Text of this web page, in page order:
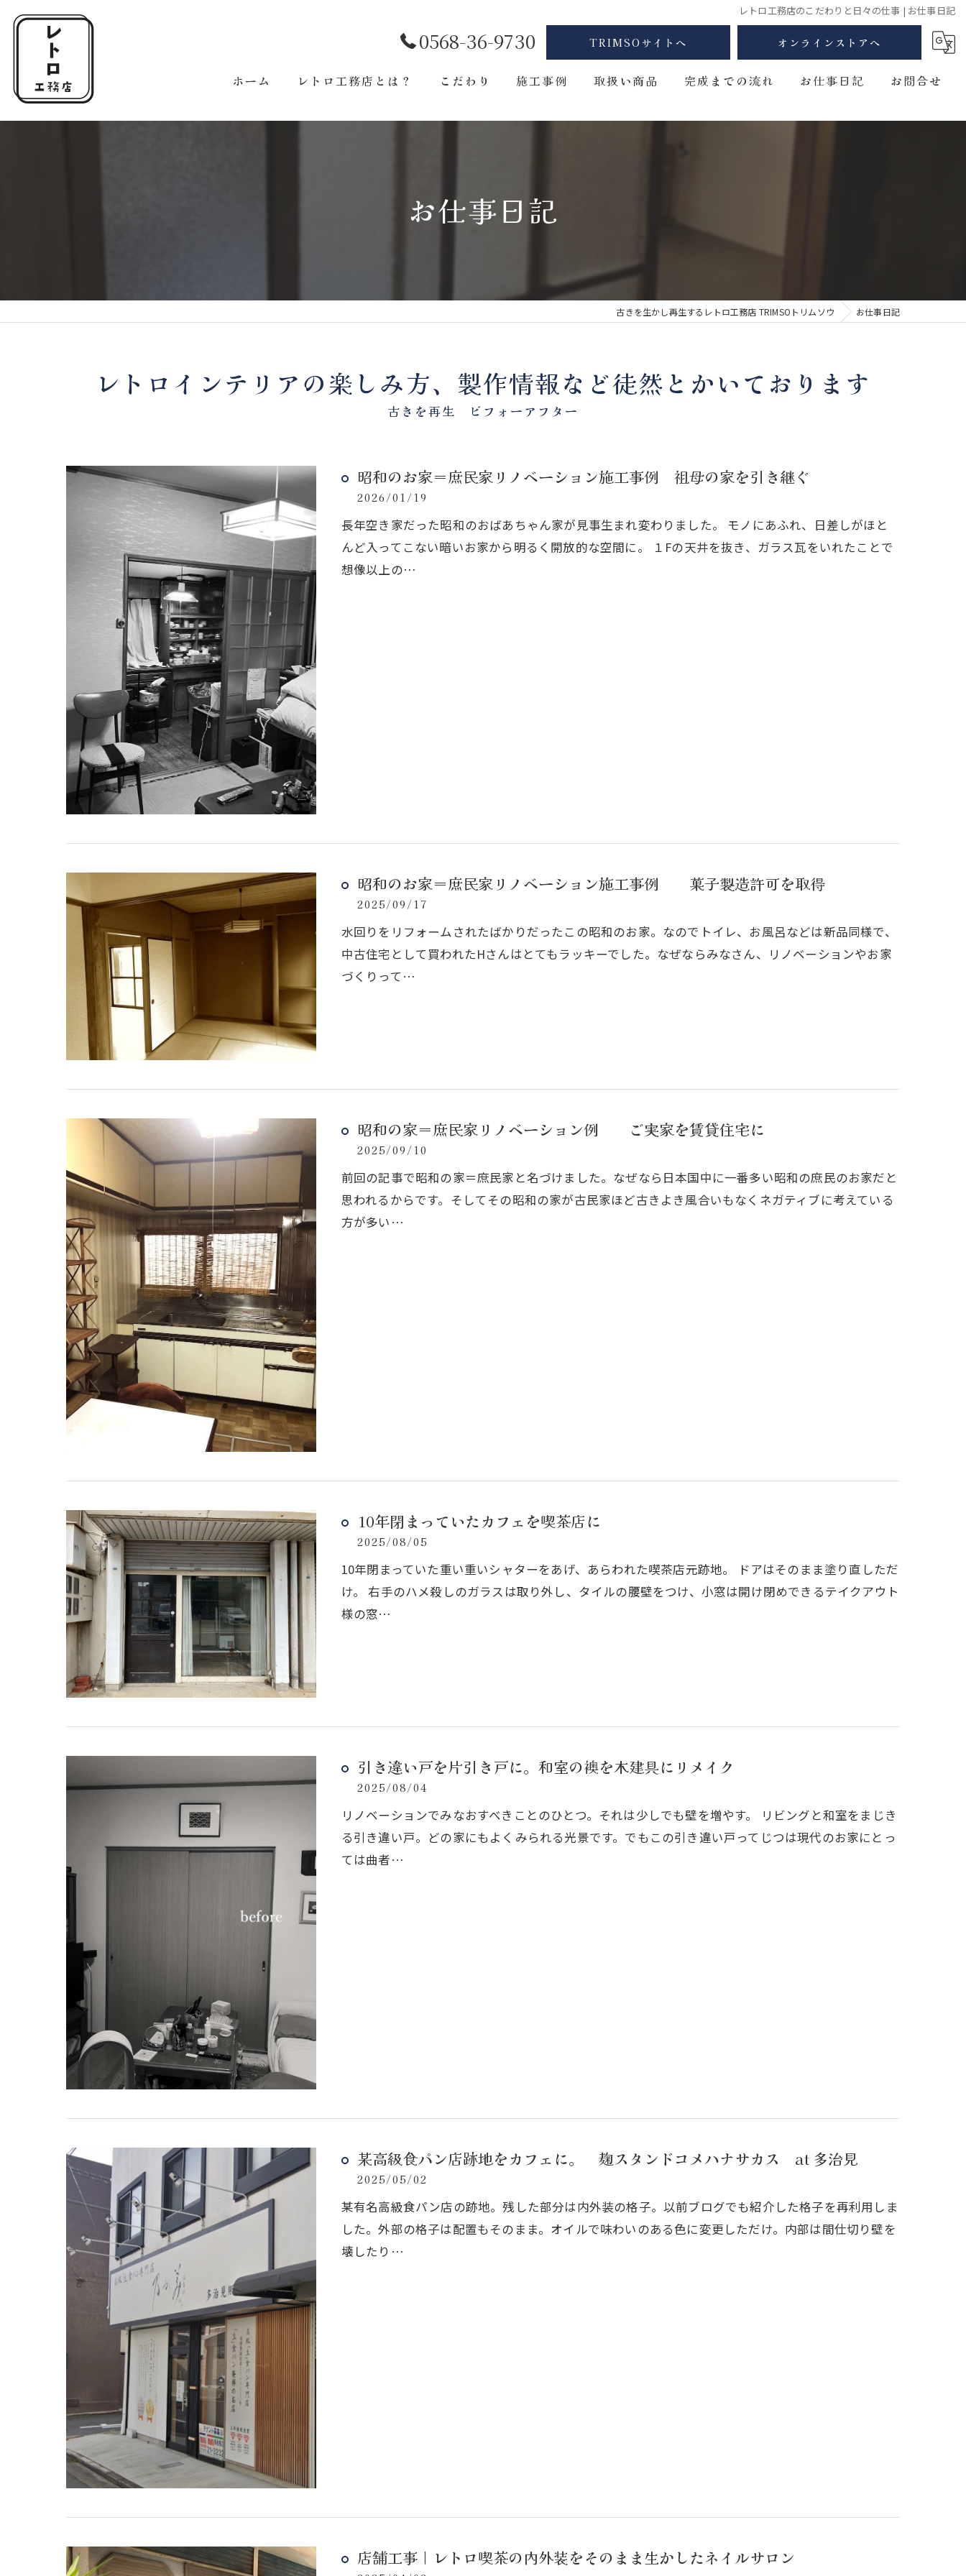
レトロ工務店のこだわりと日々の仕事 | お仕事日記
0568-36-9730 TRIMSOサイトへ オンラインストアへ
ホーム レトロ工務店とは？ こだわり
タイルの使い方
施工事例 取扱い商品
キッチン＆収納
雑貨
その他
完成までの流れ お仕事日記 お問合せ
お仕事日記
古きを生かし再生するレトロ工務店 TRIMSOトリムソウ お仕事日記
レトロインテリアの楽しみ方、製作情報など徒然とかいております
古きを再生 ビフォーアフター
昭和のお家＝庶民家リノベーション施工事例 祖母の家を引き継ぐ
2026/01/19
長年空き家だった昭和のおばあちゃん家が見事生まれ変わりました。 モノにあふれ、日差しがほと
んど入ってこない暗いお家から明るく開放的な空間に。 １Fの天井を抜き、ガラス瓦をいれたことで
想像以上の…
昭和のお家＝庶民家リノベーション施工事例 菓子製造許可を取得
2025/09/17
水回りをリフォームされたばかりだったこの昭和のお家。なのでトイレ、お風呂などは新品同様で、
中古住宅として買われたHさんはとてもラッキーでした。なぜならみなさん、リノベーションやお家
づくりって…
昭和の家＝庶民家リノベーション例 ご実家を賃貸住宅に
2025/09/10
前回の記事で昭和の家＝庶民家と名づけました。なぜなら日本国中に一番多い昭和の庶民のお家だと
思われるからです。そしてその昭和の家が古民家ほど古きよき風合いもなくネガティブに考えている
方が多い…
10年閉まっていたカフェを喫茶店に
2025/08/05
10年閉まっていた重い重いシャターをあげ、あらわれた喫茶店元跡地。 ドアはそのまま塗り直しただ
け。 右手のハメ殺しのガラスは取り外し、タイルの腰壁をつけ、小窓は開け閉めできるテイクアウト
様の窓…
引き違い戸を片引き戸に。和室の襖を木建具にリメイク
2025/08/04
リノベーションでみなおすべきことのひとつ。それは少しでも壁を増やす。 リビングと和室をまじき
る引き違い戸。どの家にもよくみられる光景です。でもこの引き違い戸ってじつは現代のお家にとっ
ては曲者…
某高級食パン店跡地をカフェに。 麹スタンドコメハナサカス at 多治見
2025/05/02
某有名高級食パン店の跡地。残した部分は内外装の格子。以前ブログでも紹介した格子を再利用しま
した。外部の格子は配置もそのまま。オイルで味わいのある色に変更しただけ。内部は間仕切り壁を
壊したり…
店舗工事｜レトロ喫茶の内外装をそのまま生かしたネイルサロン